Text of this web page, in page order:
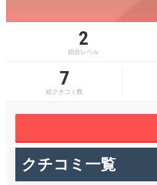
2
総合レベル
7
総クチコミ数
クチコミ一覧